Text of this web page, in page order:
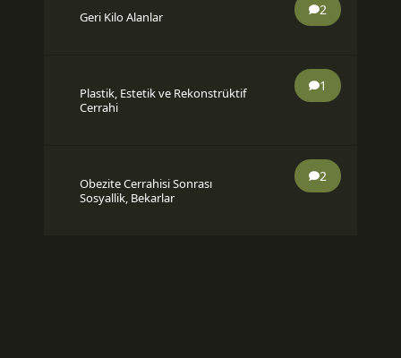
Geri Kilo Alanlar 2
Plastik, Estetik ve Rekonstrüktif
Cerrahi
1
Obezite Cerrahisi Sonrası
Sosyallik, Bekarlar
2